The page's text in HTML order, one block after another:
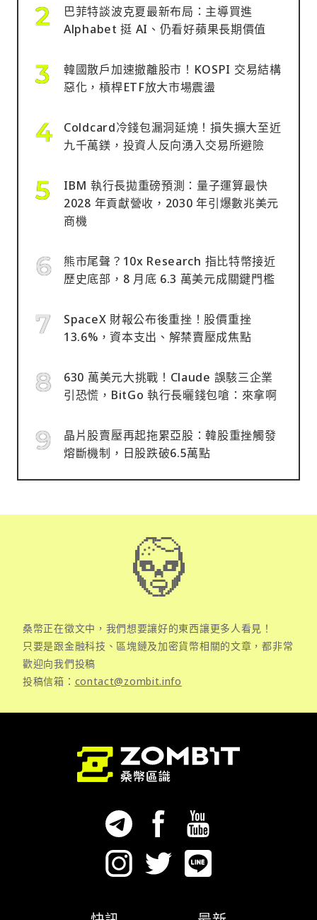
巴菲特談波克夏最新布局：主導買進
Alphabet 挺 AI、仍看好蘋果長期價值
韓國散戶加速撤離股市！KOSPI 交易結構
惡化，槓桿ETF放大市場震盪
Coldcard冷錢包漏洞延燒！損失擴大至近
九千萬鎂，投資人反向湧入交易所避險
IBM 執行長拋重磅預測：量子運算最快
2028 年貢獻營收，2030 年引爆數兆美元
商機
熊市尾聲？10x Research 指比特幣接近
歷史底部，8 月底 6.3 萬美元成關鍵門檻
SpaceX 財報公布後重挫！股價重挫
13.6%，資本支出、解禁賣壓成焦點
630 萬美元大挑戰！Claude 誤駭三企業
引恐慌，BitGo 執行長曬錢包嗆：來拿啊
晶片股賣壓再起拖累亞股：韓股重挫觸發
熔斷機制，日股跌破6.5萬點
桑幣正在徵文中，我們想要讓好的東西讓更多人看見！
只要是跟金融科技、區塊鏈及加密貨幣相關的文章，都非常
歡迎向我們投稿
投稿信箱： contact@zombit.info